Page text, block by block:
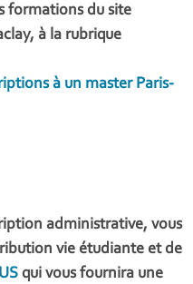
formations du site
à la rubrique
à un master Paris-
administrative, vous
vie étudiante et de
qui vous fournira une